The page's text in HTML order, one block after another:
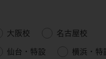
大阪校 名古屋校
仙台・特設 横浜・特